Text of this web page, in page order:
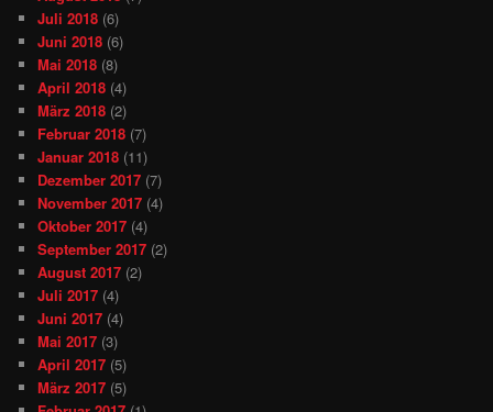
Juli 2018 (6)
Juni 2018 (6)
Mai 2018 (8)
April 2018 (4)
März 2018 (2)
Februar 2018 (7)
Januar 2018 (11)
Dezember 2017 (7)
November 2017 (4)
Oktober 2017 (4)
September 2017 (2)
August 2017 (2)
Juli 2017 (4)
Juni 2017 (4)
Mai 2017 (3)
April 2017 (5)
März 2017 (5)